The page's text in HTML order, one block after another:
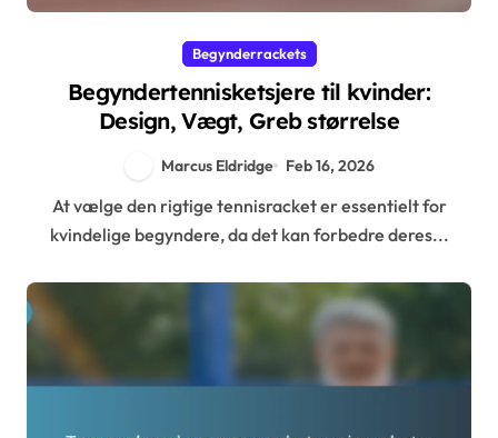
Begynderrackets
Begyndertennisketsjere til kvinder:
Design, Vægt, Greb størrelse
Marcus Eldridge Feb 16, 2026
At vælge den rigtige tennisracket er essentielt for
kvindelige begyndere, da det kan forbedre deres...